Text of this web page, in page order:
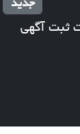
جدید
ثبت آگهی